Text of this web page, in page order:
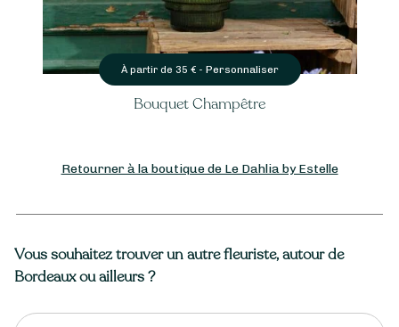
À partir de35€ -Personnaliser
Bouquet Champêtre
Retourner à la boutique de Le Dahlia by Estelle
Vous souhaitez trouver un autre fleuriste, autour de
Bordeaux ou ailleurs ?